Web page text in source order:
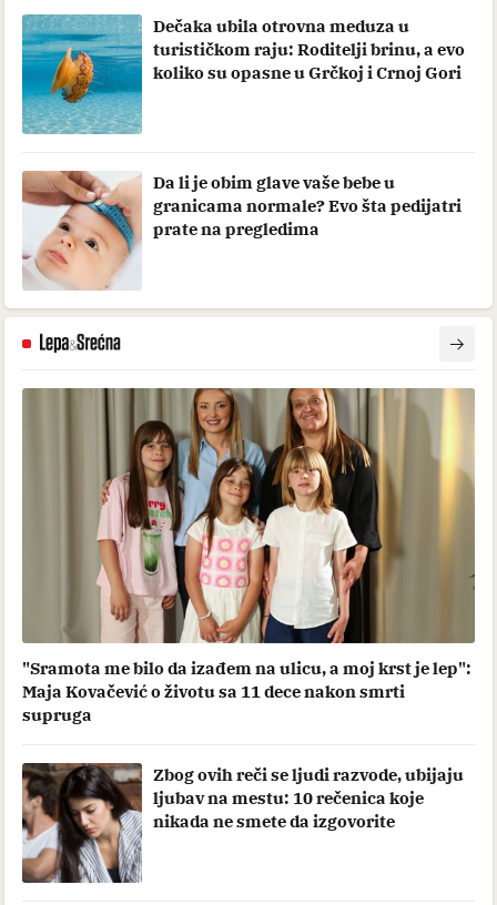
Dečaka ubila otrovna meduza u
turističkom raju: Roditelji brinu, a evo
koliko su opasne u Grčkoj i Crnoj Gori
Da li je obim glave vaše bebe u
granicama normale? Evo šta pedijatri
prate na pregledima
"Sramota me bilo da izađem na ulicu, a moj krst je lep":
Maja Kovačević o životu sa 11 dece nakon smrti
supruga
Zbog ovih reči se ljudi razvode, ubijaju
ljubav na mestu: 10 rečenica koje
nikada ne smete da izgovorite